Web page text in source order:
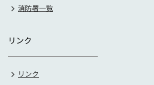
消防署一覧
リンク
リンク